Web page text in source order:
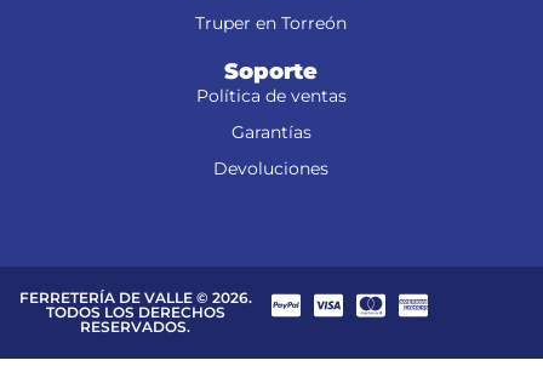
Truper en Torreón
Soporte
Política de ventas
Garantías
Devoluciones
FERRETERÍA DE VALLE © 2026.
TODOS LOS DERECHOS
RESERVADOS.